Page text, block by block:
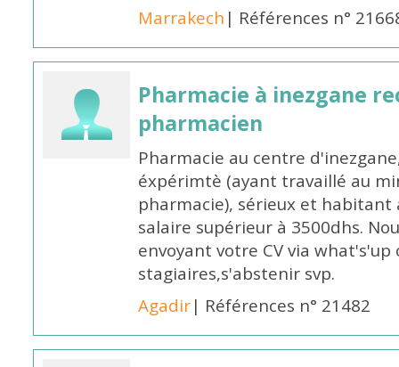
Marrakech | Références n°
Pharmacie à inezgane
pharmacien
Pharmacie au centre
éxpérimtè (ayant travaillé au
pharmacie), sérieux et habitant
salaire supérieur à 3500dhs.
envoyant votre CV via
stagiaires,s'abstenir svp.
Agadir| Références n° 21482